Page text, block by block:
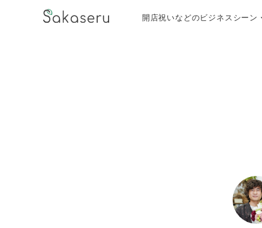
開店祝いなどのビジネスシーン